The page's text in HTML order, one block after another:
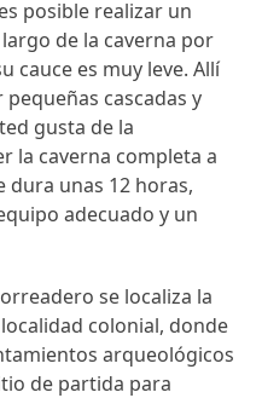
posible realizar un
de la caverna por
cauce es muy leve. Allí
cascadas y
gusta de la
la caverna completa a
unas 12 horas,
adecuado y un
se localiza la
colonial, donde
arqueológicos
de partida para